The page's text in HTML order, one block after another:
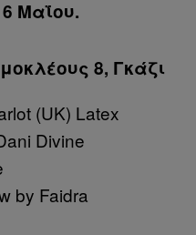
Μαΐου.
8, Γκάζι
(UK) Latex
Divine
by Faidra